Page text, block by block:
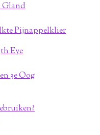
Gland
Pijnappelklier
Eye
3e Oog